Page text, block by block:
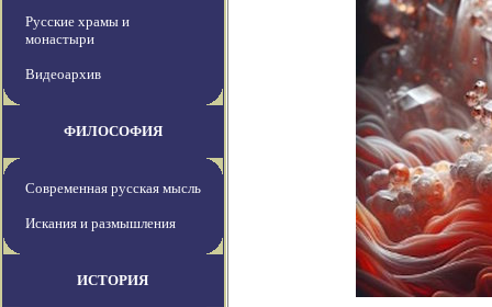
Русские храмы и
монастыри
Видеоархив
ФИЛОСОФИЯ
Современная русская мысль
Искания и размышления
ИСТОРИЯ